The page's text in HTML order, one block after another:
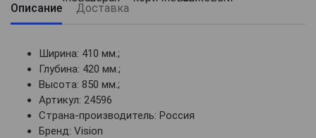
Описание Доставка
Ширина: 410 мм.;
Глубина: 420 мм.;
Высота: 850 мм.;
Артикул: 24596
Страна-производитель: Россия
Бренд: Vision